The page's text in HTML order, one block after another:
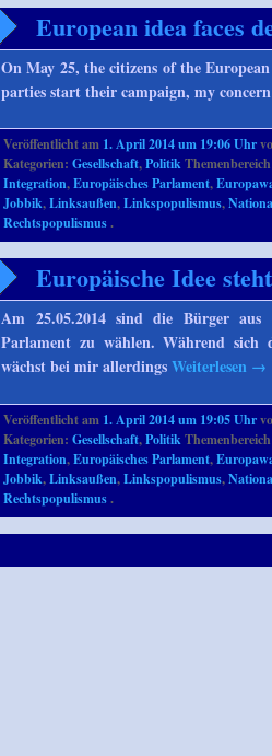
European idea faces
On May 25, the citizens of the
parties start their campaign, my
Veröffentlicht am 1. April 2014 um 19:06 Uhr
Kategorien:Gesellschaft,Politik
Integration,Europäisches Parlament,
Jobbik,Linksaußen,Linkspopulismus,
Rechtspopulismus.
Europäische Idee
Am 25.05.2014 sind die Bürger aus
Parlament zu wählen. Während sich
wächst bei mir allerdingsWeiterlesen →
Veröffentlicht am 1. April 2014 um 19:05 Uhr
Kategorien:Gesellschaft,Politik
Integration,Europäisches Parlament,
Jobbik,Linksaußen,Linkspopulismus,
Rechtspopulismus.